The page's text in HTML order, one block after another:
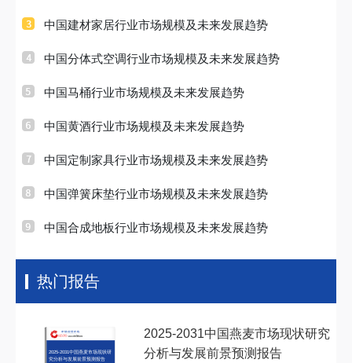
中国建材家居行业市场规模及未来发展趋势
中国分体式空调行业市场规模及未来发展趋势
中国马桶行业市场规模及未来发展趋势
中国黄酒行业市场规模及未来发展趋势
中国定制家具行业市场规模及未来发展趋势
中国弹簧床垫行业市场规模及未来发展趋势
中国合成地板行业市场规模及未来发展趋势
热门报告
2025-2031中国燕麦市场现状研
究分析与发展前景预测报告
2025-2031中国燕麦市场现状研究
分析与发展前景预测报告